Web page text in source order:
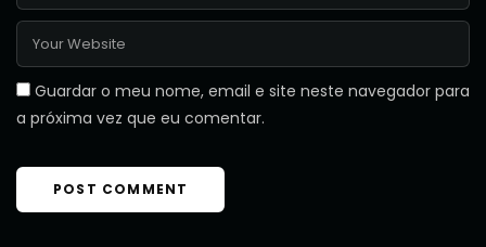
Guardar o meu nome, email e site neste navegador para
a próxima vez que eu comentar.